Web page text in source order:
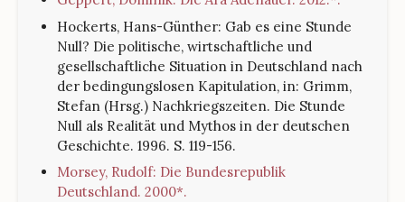
Hockerts, Hans-Günther: Gab es eine Stunde
Null? Die politische, wirtschaftliche und
gesellschaftliche Situation in Deutschland nach
der bedingungslosen Kapitulation, in: Grimm,
Stefan (Hrsg.) Nachkriegszeiten. Die Stunde
Null als Realität und Mythos in der deutschen
Geschichte. 1996. S. 119-156.
Morsey, Rudolf: Die Bundesrepublik
Deutschland. 2000*.